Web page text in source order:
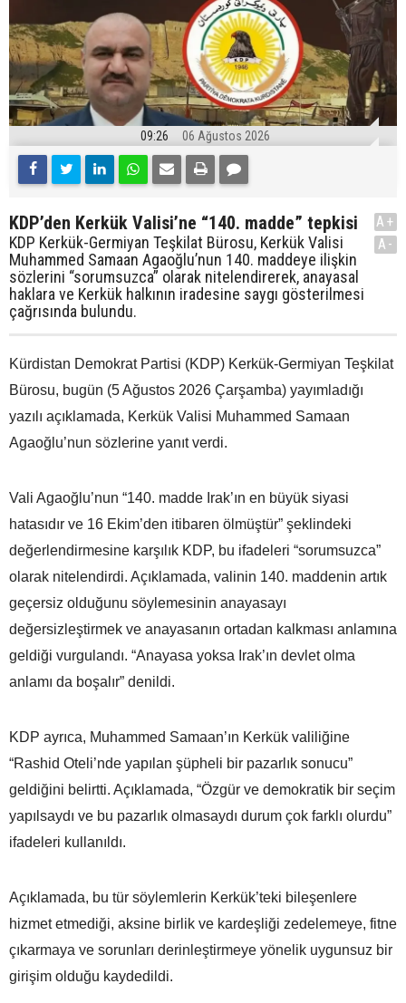
09:26 06 Ağustos 2026
KDP’den Kerkük Valisi’ne “140. madde” tepkisi
KDP Kerkük-Germiyan Teşkilat Bürosu, Kerkük Valisi
Muhammed Samaan Agaoğlu’nun 140. maddeye ilişkin
sözlerini “sorumsuzca” olarak nitelendirerek, anayasal
haklara ve Kerkük halkının iradesine saygı gösterilmesi
çağrısında bulundu.
A+
A-
Kürdistan Demokrat Partisi (KDP) Kerkük-Germiyan Teşkilat
Bürosu, bugün (5 Ağustos 2026 Çarşamba) yayımladığı
yazılı açıklamada, Kerkük Valisi Muhammed Samaan
Agaoğlu’nun sözlerine yanıt verdi.
Vali Agaoğlu’nun “140. madde Irak’ın en büyük siyasi
hatasıdır ve 16 Ekim’den itibaren ölmüştür” şeklindeki
değerlendirmesine karşılık KDP, bu ifadeleri “sorumsuzca”
olarak nitelendirdi. Açıklamada, valinin 140. maddenin artık
geçersiz olduğunu söylemesinin anayasayı
değersizleştirmek ve anayasanın ortadan kalkması anlamına
geldiği vurgulandı. “Anayasa yoksa Irak’ın devlet olma
anlamı da boşalır” denildi.
KDP ayrıca, Muhammed Samaan’ın Kerkük valiliğine
“Rashid Oteli’nde yapılan şüpheli bir pazarlık sonucu”
geldiğini belirtti. Açıklamada, “Özgür ve demokratik bir seçim
yapılsaydı ve bu pazarlık olmasaydı durum çok farklı olurdu”
ifadeleri kullanıldı.
Açıklamada, bu tür söylemlerin Kerkük’teki bileşenlere
hizmet etmediği, aksine birlik ve kardeşliği zedelemeye, fitne
çıkarmaya ve sorunları derinleştirmeye yönelik uygunsuz bir
girişim olduğu kaydedildi.